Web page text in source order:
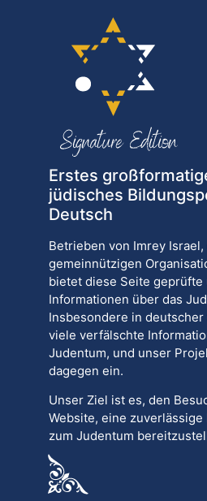
Erstes
jüdisches
Deutsch
Betrieben von Imrey
gemeinnützigen
bietet diese Seite geprüfte
Informationen über das
Insbesondere in
viele verfälschte
Judentum, und unser
dagegen ein.
Unser Ziel ist es, den
Website, eine
zum Judentum